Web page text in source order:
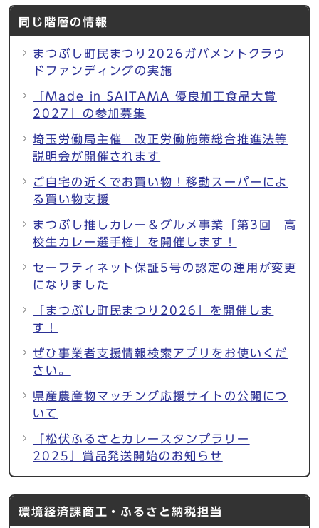
同じ階層の情報
まつぶし町民まつり2026ガバメントクラウ
ドファンディングの実施
「Made in SAITAMA 優良加工食品大賞
2027」の参加募集
埼玉労働局主催 改正労働施策総合推進法等
説明会が開催されます
ご自宅の近くでお買い物！移動スーパーによ
る買い物支援
まつぶし推しカレー＆グルメ事業「第3回 高
校生カレー選手権」を開催します！
セーフティネット保証5号の認定の運用が変更
になりました
「まつぶし町民まつり2026」を開催しま
す！
ぜひ事業者支援情報検索アプリをお使いくだ
さい。
県産農産物マッチング応援サイトの公開につ
いて
「松伏ふるさとカレースタンプラリー
2025」賞品発送開始のお知らせ
環境経済課商工・ふるさと納税担当